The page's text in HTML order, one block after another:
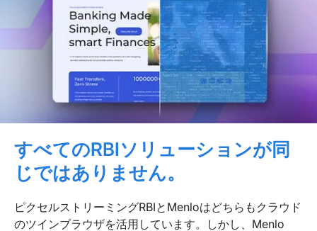
すべてのRBIソリューションが同
じではありません。
ピクセルストリーミングRBIとMenloはどちらもクラウド
のツインブラウザを活用しています。しかし、Menlo